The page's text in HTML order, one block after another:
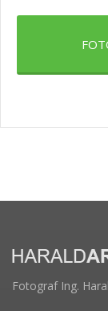
Fotograf Ing.